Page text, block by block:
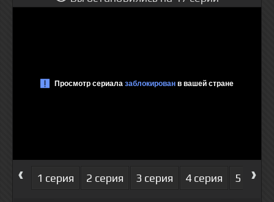
‹ 1 серия 2 серия 3 серия 4 серия 5 серия
›